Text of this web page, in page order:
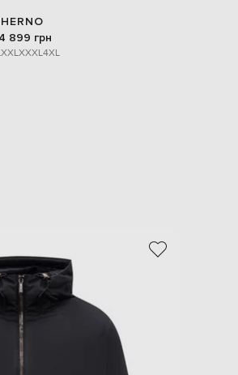
HERNO
899 грн
XXLXXXL4XL